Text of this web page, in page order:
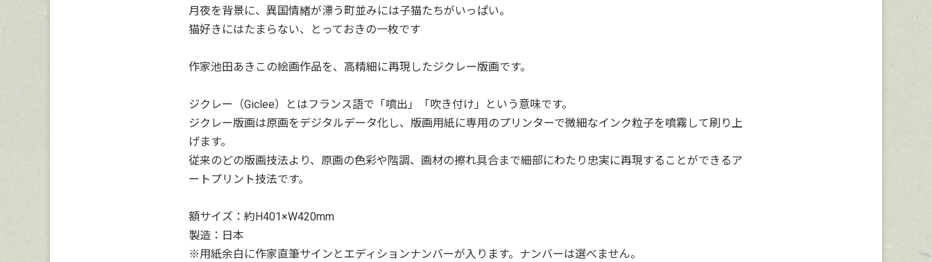
月夜を背景に、異国情緒が漂う町並みには子猫たちがいっぱい。
猫好きにはたまらない、とっておきの一枚です
作家池田あきこの絵画作品を、高精細に再現したジクレー版画です。
ジクレー（Giclee）とはフランス語で「噴出」「吹き付け」という意味です。
ジクレー版画は原画をデジタルデータ化し、版画用紙に専用のプリンターで微細なインク粒子を噴霧して刷り上
げます。
従来のどの版画技法より、原画の色彩や階調、画材の擦れ具合まで細部にわたり忠実に再現することができるア
ートプリント技法です。
額サイズ：約H401×W420mm
製造：日本
※用紙余白に作家直筆サインとエディションナンバーが入ります。ナンバーは選べません。